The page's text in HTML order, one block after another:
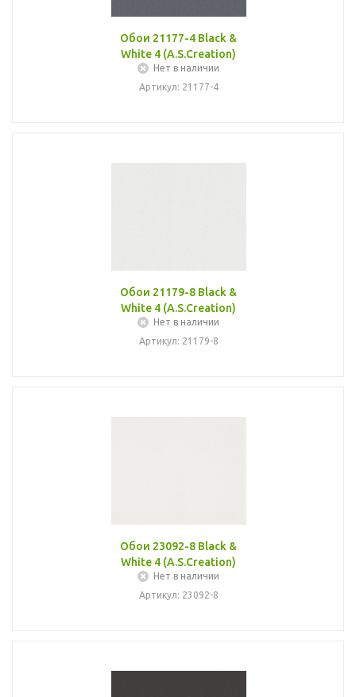
Обои 21177-4 Black &
White 4 (A.S.Creation)
Нет в наличии
Артикул: 21177-4
Обои 21179-8 Black &
White 4 (A.S.Creation)
Нет в наличии
Артикул: 21179-8
Обои 23092-8 Black &
White 4 (A.S.Creation)
Нет в наличии
Артикул: 23092-8